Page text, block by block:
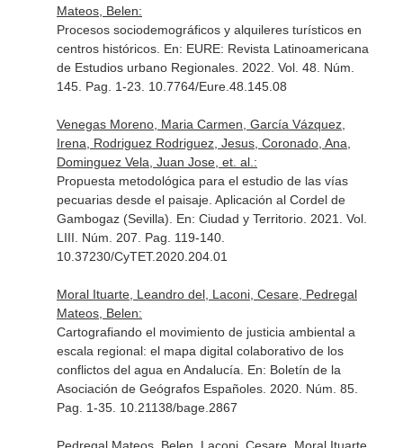
Mateos, Belen:
Procesos sociodemográficos y alquileres turísticos en
centros históricos. En: EURE: Revista Latinoamericana
de Estudios urbano Regionales. 2022. Vol. 48. Núm.
145. Pag. 1-23. 10.7764/Eure.48.145.08
Venegas Moreno, Maria Carmen, García Vázquez,
Irena, Rodriguez Rodriguez, Jesus, Coronado, Ana,
Dominguez Vela, Juan Jose, et. al.:
Propuesta metodológica para el estudio de las vías
pecuarias desde el paisaje. Aplicación al Cordel de
Gambogaz (Sevilla). En: Ciudad y Territorio. 2021. Vol.
LIII. Núm. 207. Pag. 119-140.
10.37230/CyTET.2020.204.01
Moral Ituarte, Leandro del, Laconi, Cesare, Pedregal
Mateos, Belen:
Cartografiando el movimiento de justicia ambiental a
escala regional: el mapa digital colaborativo de los
conflictos del agua en Andalucía. En: Boletín de la
Asociación de Geógrafos Españoles. 2020. Núm. 85.
Pag. 1-35. 10.21138/bage.2867